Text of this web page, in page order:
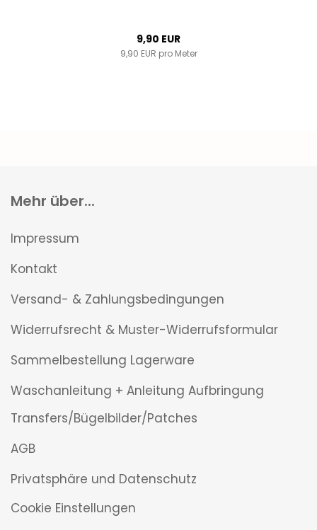
9,90 EUR
9,90 EUR pro Meter
Mehr über...
Impressum
Kontakt
Versand- & Zahlungsbedingungen
Widerrufsrecht & Muster-Widerrufsformular
Sammelbestellung Lagerware
Waschanleitung + Anleitung Aufbringung
Transfers/Bügelbilder/Patches
AGB
Privatsphäre und Datenschutz
Cookie Einstellungen